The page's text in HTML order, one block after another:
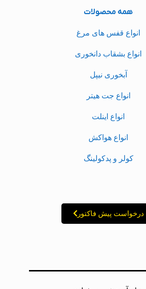
همه محصولات
انواع قفس های مرغ
انواع بشقاب دانخوری
آبخوری نیپل
انواع جت هیتر
انواع اینلت
انواع هواکش
کولر و پدکولینگ
درخواست پیش فاکتور